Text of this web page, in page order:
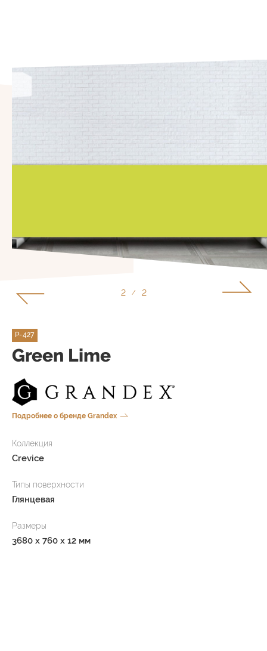
1 / 2
P-427
Green Lime
Подробнее о бренде Grandex
Коллекция
Crevice
Типы поверхности
Глянцевая
Размеры
3680 х 760 х 12 мм